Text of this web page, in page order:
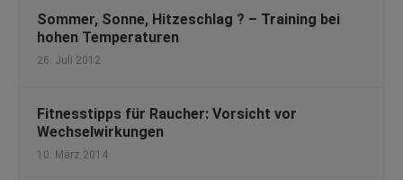
Sommer, Sonne, Hitzeschlag ? – Training bei
hohen Temperaturen
26. Juli 2012
Fitnesstipps für Raucher: Vorsicht vor
Wechselwirkungen
10. März 2014